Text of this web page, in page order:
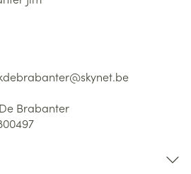
skynet.be
Brabanter